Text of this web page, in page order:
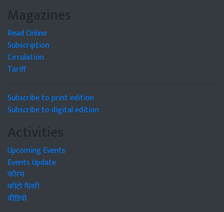
Magazines
Read Online
Subscription
Circulation
Tariff
Subscribe to print edition
Subscribe to digital edition
Activities
Upcoming Events
Events Update
फोरम
फोटो गैलरी
वीडियो